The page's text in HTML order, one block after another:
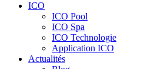
ICO
ICO Pool
ICO Spa
ICO Technologie
Application ICO
Actualités